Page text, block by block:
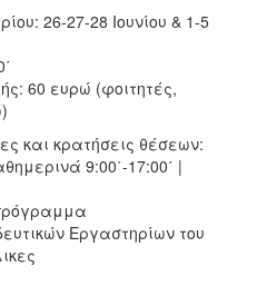
26-27-28 Ιουνίου & 1-5
60 ευρώ (φοιτητές,
και κρατήσεις θέσεων:
9:00΄-17:00΄ |
Εργαστηρίων του